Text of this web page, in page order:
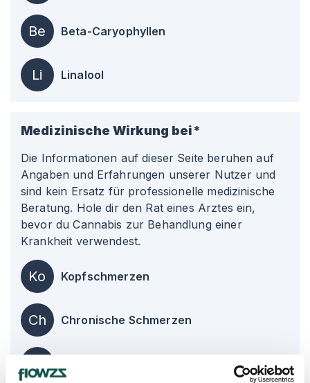
Be Beta-Caryophyllen
Li Linalool
Medizinische Wirkung bei*
Die Informationen auf dieser Seite beruhen auf
Angaben und Erfahrungen unserer Nutzer und
sind kein Ersatz für professionelle medizinische
Beratung. Hole dir den Rat eines Arztes ein,
bevor du Cannabis zur Behandlung einer
Krankheit verwendest.
Ko Kopfschmerzen
Ch Chronische Schmerzen